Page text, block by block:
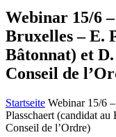
Webinar 15/6
Bruxelles – E.
Bâtonnat) et
Conseil de
Startseite Webinar 15/6
Plasschaert (candidat
Conseil de l’Ordre)